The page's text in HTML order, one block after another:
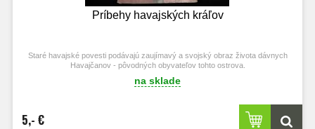
Príbehy havajských kráľov
Staré havajské povesti podávajú zaujímavý a svojský obraz života dávnych
Havajčanov - pôvodných obyvateľov tohto ostrova.
na sklade
5,- €